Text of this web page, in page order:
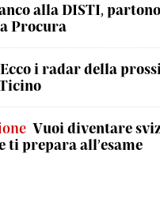
alla DISTI,
Procura
Ecco i radar della
Vuoi diventare
ti prepara all’esame